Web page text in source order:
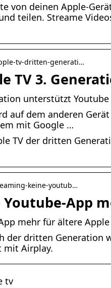
von deinen Apple-
teilen. Streame
tv-dritten-generati…
TV 3.
unterstützt
auf dem anderen
mit Google …
TV der dritten
keine-youtub…
App
mehr für ältere Apple
der dritten
mit Airplay.
tv